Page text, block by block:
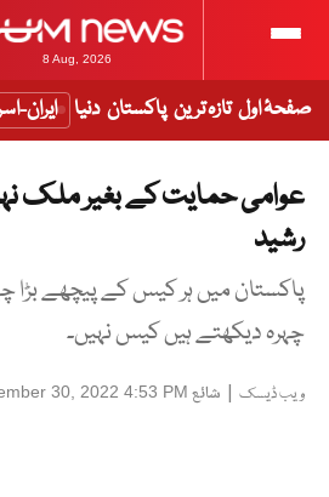
8 Aug, 2026
صفحۂ اول تازہ ترین پاکستان دنیا ایران-
عوامی حمایت کے بغیر ملک
رشید
پاکستان میں ہر کیس کے پیچھے بڑا
چہرہ دیکھتے ہیں کیس نہیں۔
ویب ڈیسک | شائع 30, 2022 4:53 PM